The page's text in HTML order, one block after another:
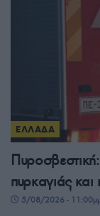
ΕΛΛΑΔΑ
πυρκαγιάς
5/08/2026 -